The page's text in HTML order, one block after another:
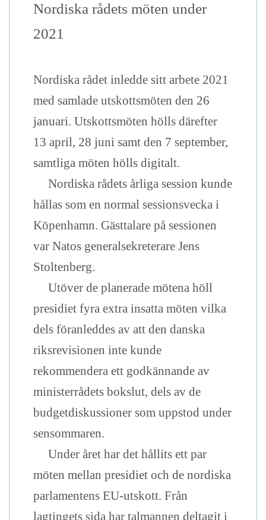
Nordiska rådets möten under
2021
Nordiska rådet inledde sitt arbete 2021
med samlade utskottsmöten den 26
januari. Utskottsmöten hölls därefter
13 april, 28 juni samt den 7 september,
samtliga möten hölls digitalt.
Nordiska rådets årliga session kunde
hållas som en normal sessionsvecka i
Köpenhamn. Gästtalare på sessionen
var Natos generalsekreterare Jens
Stoltenberg.
Utöver de planerade mötena höll
presidiet fyra extra insatta möten vilka
dels föranleddes av att den danska
riksrevisionen inte kunde
rekommendera ett godkännande av
ministerrådets bokslut, dels av de
budgetdiskussioner som uppstod under
sensommaren.
Under året har det hållits ett par
möten mellan presidiet och de nordiska
parlamentens EU-utskott. Från
lagtingets sida har talmannen deltagit i